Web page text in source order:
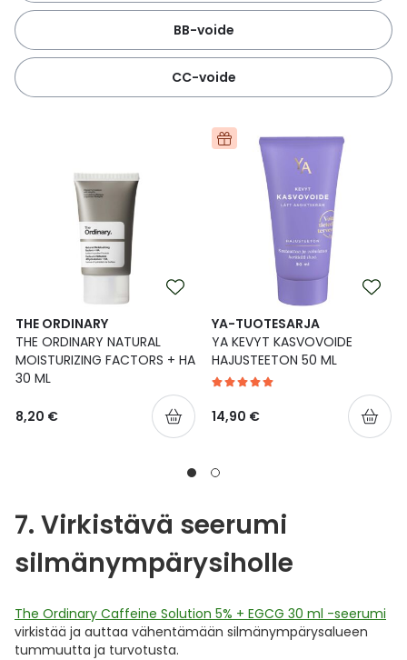
BB-voide
CC-voide
THE ORDINARY
THE ORDINARY NATURAL
MOISTURIZING FACTORS + HA
30 ML
8,20 €
YA-TUOTESARJA
YA KEVYT KASVOVOIDE
HAJUSTEETON 50 ML
14,90 €
7. Virkistävä seerumi
silmänympärysiholle
The Ordinary Caffeine Solution 5% + EGCG 30 ml -seerumi
virkistää ja auttaa vähentämään silmänympärysalueen
tummuutta ja turvotusta.